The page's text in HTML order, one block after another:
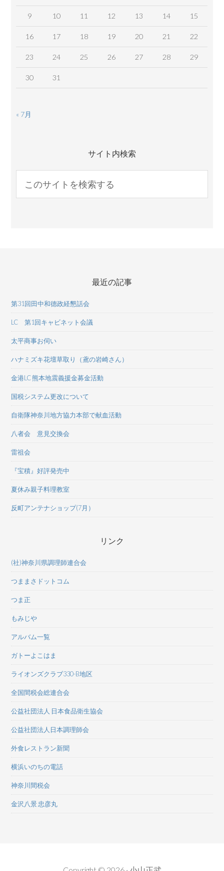
9 10 11 12 13 14 15
16 17 18 19 20 21 22
23 24 25 26 27 28 29
30 31
« 7月
サイト内検索
最近の記事
第31回田中和德政経懇話会
LC 第1回キャビネット会議
太平商事お伺い
ハナミズキ花壇草取り（鳶の岩崎さん）
金港LC 熊本地震義援金募金活動
国税システム更改について
自衛隊神奈川地方協力本部で献血活動
八者会 意見交換会
雷祖会
『宝積』好評発売中
夏休み親子料理教室
反町アンテナショップ(7月）
リンク
(社)神奈川県調理師連合会
つままさドットコム
つま正
もみじや
アルバム一覧
ガトーよこはま
ライオンズクラブ330-B地区
全国間税会総連合会
公益社団法人 日本食品衛生協会
公益社団法人日本調理師会
外食レストラン新聞
横浜いのちの電話
神奈川間税会
金沢八景 忠彦丸